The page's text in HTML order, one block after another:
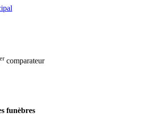
ercomparateur
funèbres